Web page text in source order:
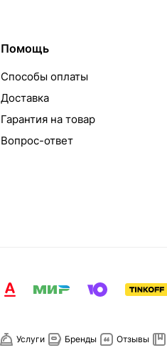
Помощь
Способы оплаты
Доставка
Гарантия на товар
Вопрос-ответ
Услуги Бренды Отзывы